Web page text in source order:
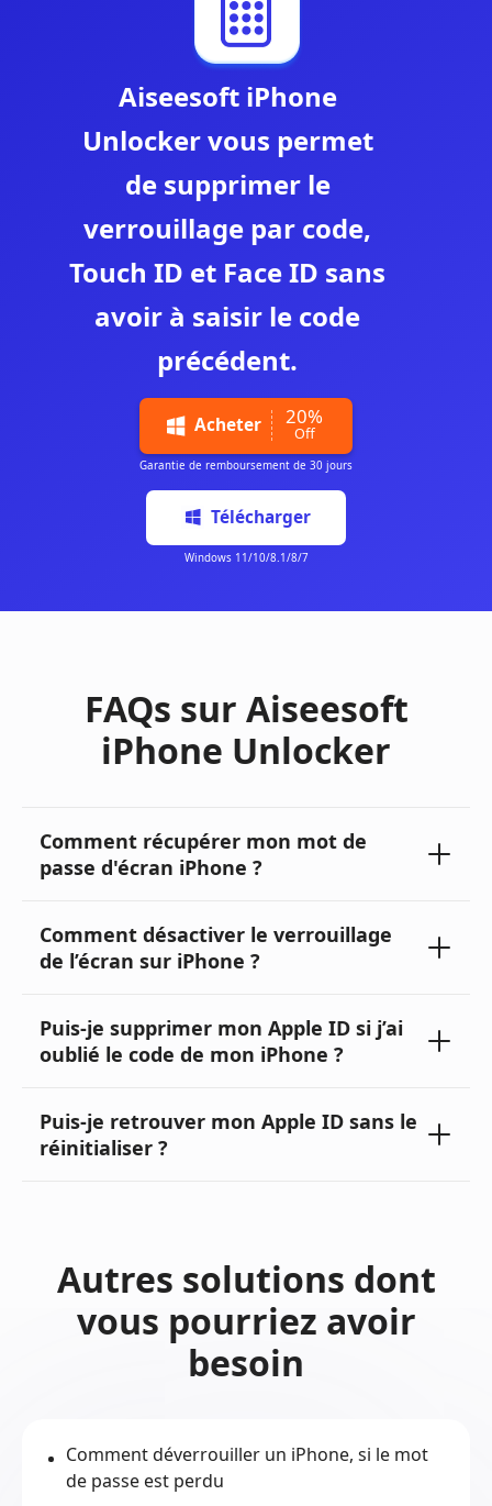
Aiseesoft iPhone
Unlocker vous permet
de supprimer le
verrouillage par code,
Touch ID et Face ID sans
avoir à saisir le code
précédent.
FAQs sur Aiseesoft
iPhone Unlocker
Comment récupérer mon mot de
passe d'écran iPhone ?
Comment désactiver le verrouillage
de l’écran sur iPhone ?
Puis-je supprimer mon Apple ID si j’ai
oublié le code de mon iPhone ?
Puis-je retrouver mon Apple ID sans le
réinitialiser ?
Autres solutions dont
vous pourriez avoir
besoin
Comment déverrouiller un iPhone, si le mot
de passe est perdu